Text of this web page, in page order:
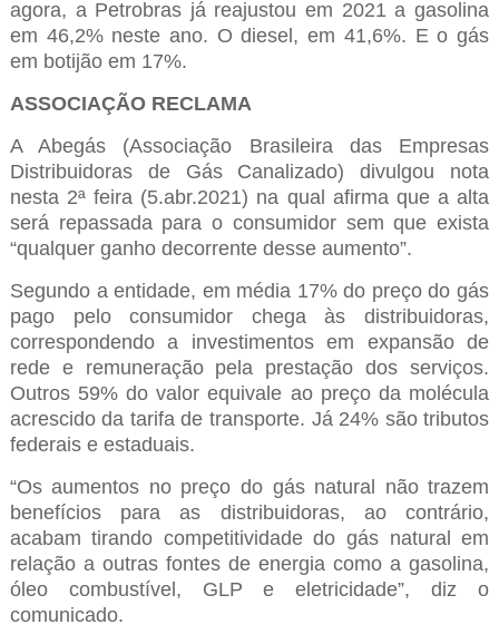
agora, a Petrobras já reajustou em 2021 a gasolina
em 46,2% neste ano. O diesel, em 41,6%. E o gás
em botijão em 17%.
ASSOCIAÇÃO RECLAMA
A Abegás (Associação Brasileira das Empresas
Distribuidoras de Gás Canalizado) divulgou nota
nesta 2ª feira (5.abr.2021) na qual afirma que a alta
será repassada para o consumidor sem que exista
“qualquer ganho decorrente desse aumento”.
Segundo a entidade, em média 17% do preço do gás
pago pelo consumidor chega às distribuidoras,
correspondendo a investimentos em expansão de
rede e remuneração pela prestação dos serviços.
Outros 59% do valor equivale ao preço da molécula
acrescido da tarifa de transporte. Já 24% são tributos
federais e estaduais.
“Os aumentos no preço do gás natural não trazem
benefícios para as distribuidoras, ao contrário,
acabam tirando competitividade do gás natural em
relação a outras fontes de energia como a gasolina,
óleo combustível, GLP e eletricidade”, diz o
comunicado.